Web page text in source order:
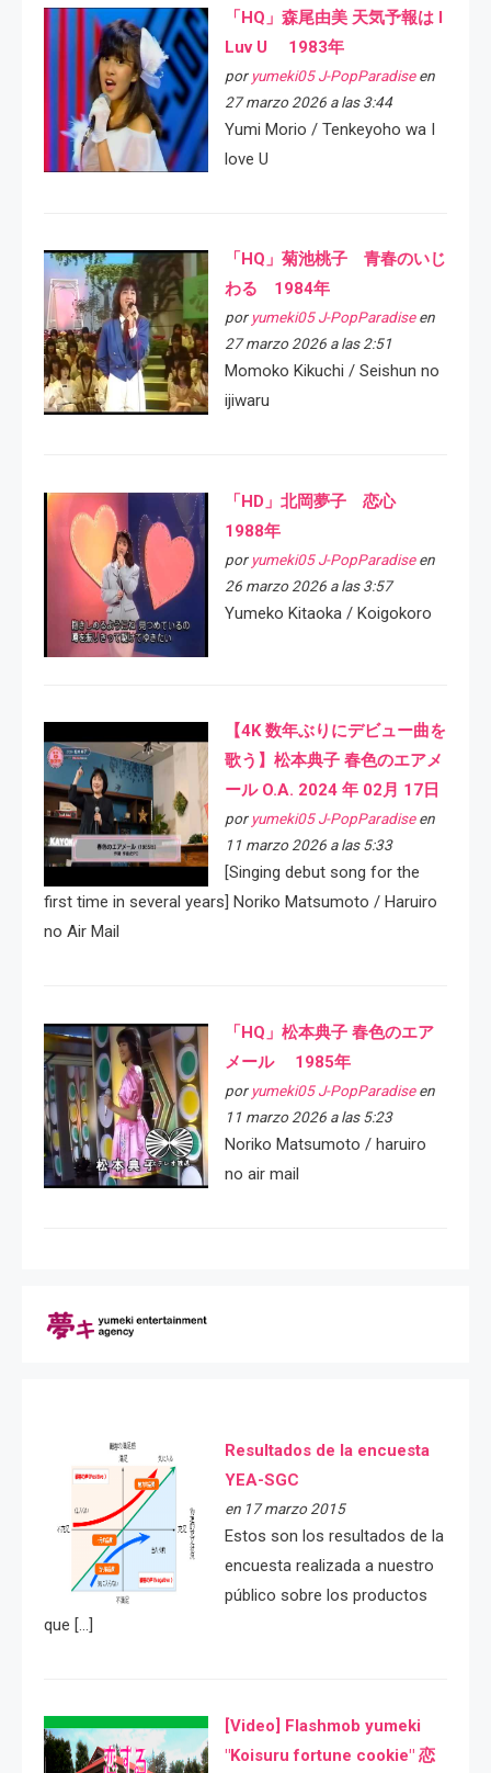
「HQ」森尾由美 天気予報は I
Luv U 1983年
por yumeki05 J-PopParadiseen
27 marzo 2026 a las 3:44
Yumi Morio / Tenkeyoho wa I
love U
「HQ」菊池桃子 青春のいじ
わる 1984年
por yumeki05 J-PopParadiseen
27 marzo 2026 a las 2:51
Momoko Kikuchi / Seishun no
ijiwaru
「HD」北岡夢子 恋心
1988年
por yumeki05 J-PopParadiseen
26 marzo 2026 a las 3:57
Yumeko Kitaoka / Koigokoro
【4K 数年ぶりにデビュー曲を
歌う】松本典子 春色のエアメ
ール O.A. 2024 年 02月 17日
por yumeki05 J-PopParadiseen
11 marzo 2026 a las 5:33
[Singing debut song for the
first time in several years] Noriko Matsumoto / Haruiro
no Air Mail
「HQ」松本典子 春色のエア
メール 1985年
por yumeki05 J-PopParadiseen
11 marzo 2026 a las 5:23
Noriko Matsumoto / haruiro
no air mail
Resultados de la encuesta
YEA-SGC
en 17 marzo 2015
Estos son los resultados de la
encuesta realizada a nuestro
público sobre los productos
que […]
[Video] Flashmob yumeki
"Koisuru fortune cookie" 恋